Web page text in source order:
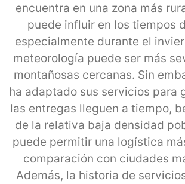
encuentra en una zona más
puede influir en los tiempos
especialmente durante el
meteorología puede ser más
montañosas cercanas. Sin
ha adaptado sus servicios para
las entregas lleguen a tiempo,
de la relativa baja densidad
puede permitir una logística
comparación con ciudades
Además, la historia de